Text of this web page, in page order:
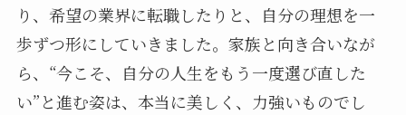
り、希望の業界に転職したりと、自分の理想を一
歩ずつ形にしていきました。家族と向き合いなが
ら、“今こそ、自分の人生をもう一度選び直した
い”と進む姿は、本当に美しく、力強いものでし